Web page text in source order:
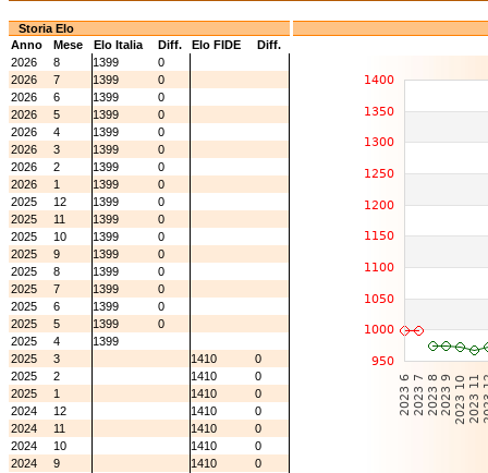
Storia Elo
Anno
Mese Elo Italia Diff. Elo FIDE
Diff.
2026
8 1399
0
2026
7 1399
0
2026
6 1399
0
2026
5 1399
0
2026
4 1399
0
2026
3 1399
0
2026
2 1399
0
2026
1 1399
0
2025
12 1399
0
2025
11 1399
0
2025
10 1399
0
2025
9 1399
0
2025
8 1399
0
2025
7 1399
0
2025
6 1399
0
2025
5 1399
0
2025
4
1399
2025
3 1410
0
2025
2 1410
0
2025
1 1410
0
2024
12 1410
0
2024
11 1410
0
2024
10 1410
0
2024
9 1410
0